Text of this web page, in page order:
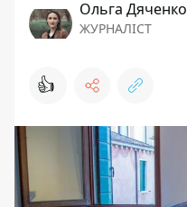
Ольга Дяченко
ЖУРНАЛІСТ
👍